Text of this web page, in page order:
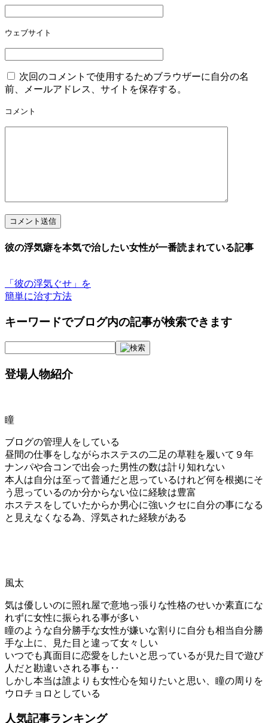
ウェブサイト
次回のコメントで使用するためブラウザーに自分の名
前、メールアドレス、サイトを保存する。
コメント
コメント送信
彼の浮気癖を本気で治したい女性が一番読まれている記事
「彼の浮気ぐせ」を
簡単に治す方法
キーワードでブログ内の記事が検索できます
登場人物紹介
瞳
ブログの管理人をしている
昼間の仕事をしながらホステスの二足の草鞋を履いて９年
ナンパや合コンで出会った男性の数は計り知れない
本人は自分は至って普通だと思っているけれど何を根拠にそ
う思っているのか分からない位に経験は豊富
ホステスをしていたからか男心に強いクセに自分の事になる
と見えなくなる為、浮気された経験がある
風太
気は優しいのに照れ屋で意地っ張りな性格のせいか素直にな
れずに女性に振られる事が多い
瞳のような自分勝手な女性が嫌いな割りに自分も相当自分勝
手な上に、見た目と違って女々しい
いつでも真面目に恋愛をしたいと思っているが見た目で遊び
人だと勘違いされる事も‥
しかし本当は誰よりも女性心を知りたいと思い、瞳の周りを
ウロチョロとしている
人気記事ランキング